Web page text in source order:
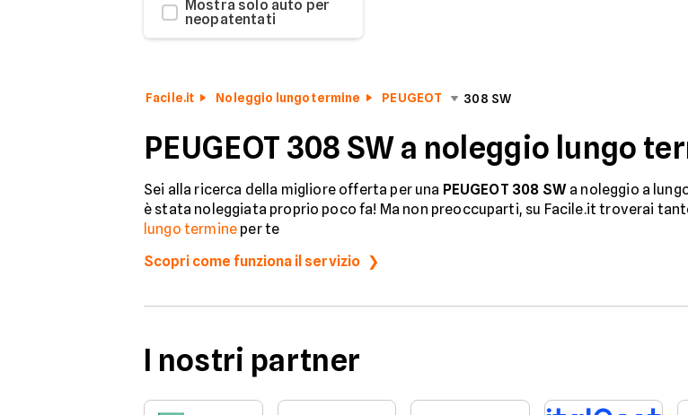
Mostra solo auto per
neopatentati
Facile.it Noleggio lungo termine PEUGEOT 308 SW
PEUGEOT 308 SW a noleggio lungo
Sei alla ricerca della migliore offerta per una PEUGEOT 308 SWa noleggio a
è stata noleggiata proprio poco fa! Ma non preoccuparti, su Facile.it troverai
lungo termine per te
Scopri come funziona il servizio
I nostri partner